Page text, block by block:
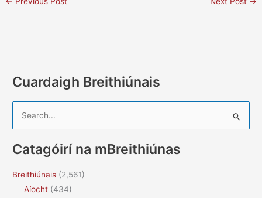
Cuardaigh Breithiúnais
r
c
Catagóirí na mBreithiúnas
Breithiúnais (2,561)
Aíocht (434)